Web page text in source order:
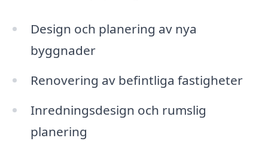
Design och planering av nya
byggnader
Renovering av befintliga fastigheter
Inredningsdesign och rumslig
planering